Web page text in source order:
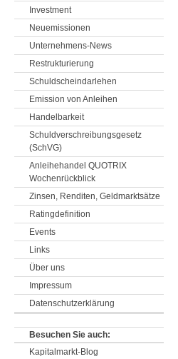
Investment
Neuemissionen
Unternehmens-News
Restrukturierung
Schuldscheindarlehen
Emission von Anleihen
Handelbarkeit
Schuldverschreibungsgesetz
(SchVG)
Anleihehandel QUOTRIX
Wochenrückblick
Zinsen, Renditen, Geldmarktsätze
Ratingdefinition
Events
Links
Über uns
Impressum
Datenschutzerklärung
Besuchen Sie auch:
Kapitalmarkt-Blog